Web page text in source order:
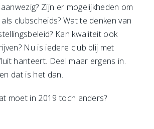
Zijn er mogelijkheden om
clubscheids? Wat te denken van
Kan kwaliteit ook
Nu is iedere club blij met
hanteert. Deel maar ergens in.
dat is het dan.
moet in 2019 toch anders?